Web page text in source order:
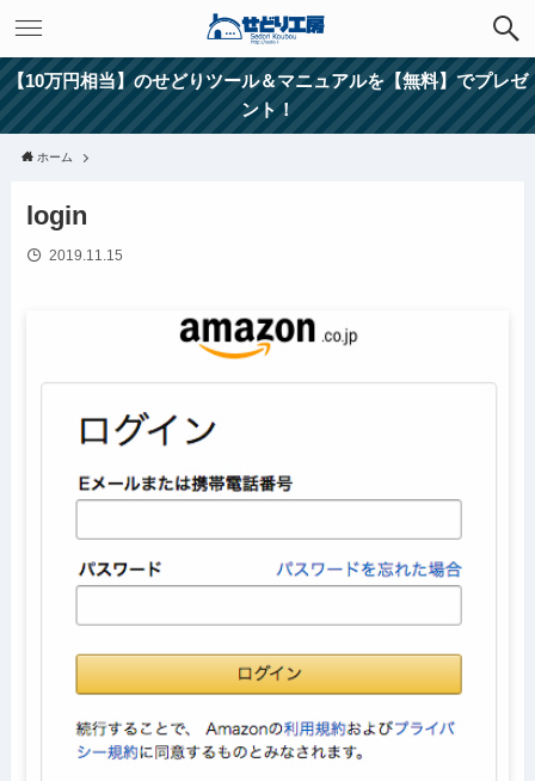
【10万円相当】のせどりツール＆マニュアルを【無料】でプレゼ
ント！
ホーム
login
2019.11.15